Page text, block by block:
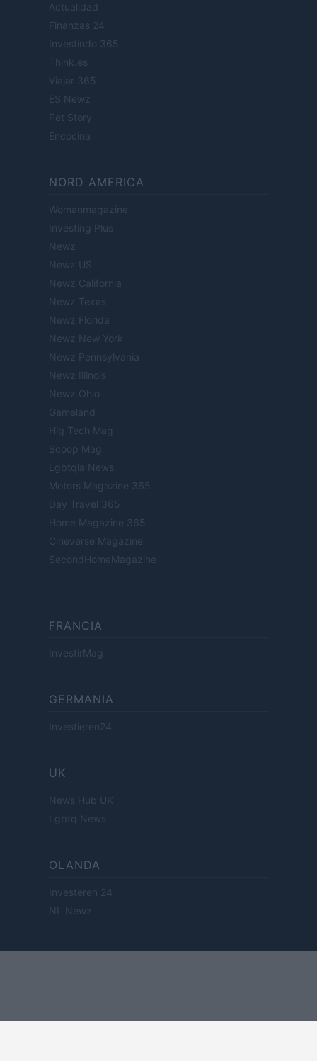
Actualidad
Finanzas 24
Investindo 365
Think.es
Viajar 365
ES Newz
Pet Story
Encocina
NORD AMERICA
Womanmagazine
Investing Plus
Newz
Newz US
Newz California
Newz Texas
Newz Florida
Newz New York
Newz Pennsylvania
Newz Illinois
Newz Ohio
Gameland
Hig Tech Mag
Scoop Mag
Lgbtqia News
Motors Magazine 365
Day Travel 365
Home Magazine 365
Cineverse Magazine
SecondHomeMagazine
FRANCIA
InvestirMag
GERMANIA
Investieren24
UK
News Hub UK
Lgbtq News
OLANDA
Investeren 24
NL Newz